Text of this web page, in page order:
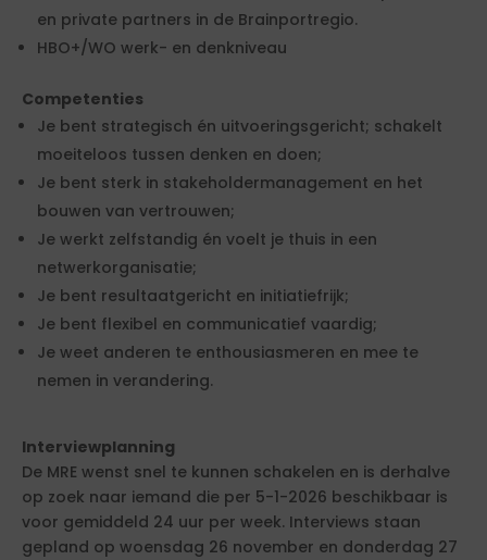
en private partners in de Brainportregio.
HBO+/WO werk- en denkniveau
Competenties
Je bent strategisch én uitvoeringsgericht; schakelt
moeiteloos tussen denken en doen;
Je bent sterk in stakeholdermanagement en het
bouwen van vertrouwen;
Je werkt zelfstandig én voelt je thuis in een
netwerkorganisatie;
Je bent resultaatgericht en initiatiefrijk;
Je bent flexibel en communicatief vaardig;
Je weet anderen te enthousiasmeren en mee te
nemen in verandering.
Interviewplanning
De MRE wenst snel te kunnen schakelen en is derhalve
op zoek naar iemand die per 5-1-2026 beschikbaar is
voor gemiddeld 24 uur per week. Interviews staan
gepland op woensdag 26 november en donderdag 27